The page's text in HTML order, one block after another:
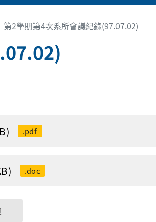
第2學期第4次系所會議紀錄(97.07.02)
.pdf
.doc